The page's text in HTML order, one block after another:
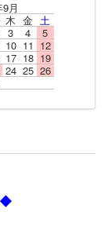
月
木 金 土
3 4
5
10 11 12
17 18 19
24 25 26
◆